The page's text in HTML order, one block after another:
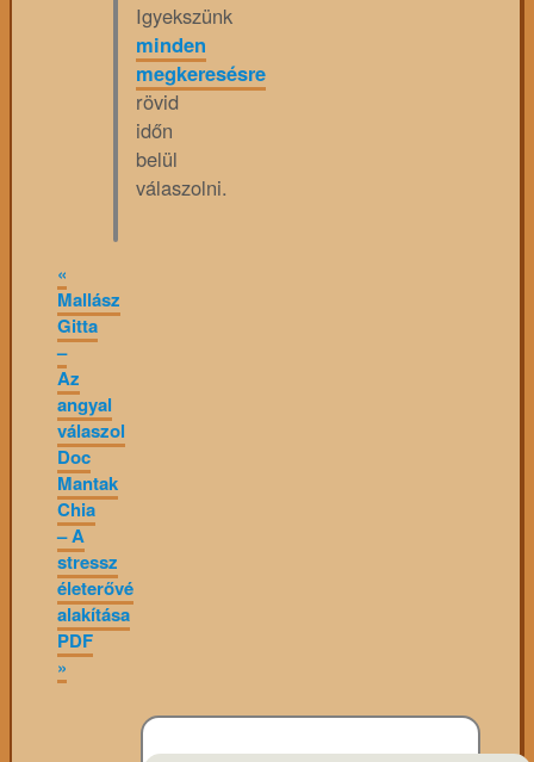
Igyekszünk
minden
megkeresésre
rövid
időn
belül
válaszolni.
«
Mallász
Gitta
–
Az
angyal
válaszol
Doc
Mantak
Chia
– A
stressz
életerővé
alakítása
PDF
»